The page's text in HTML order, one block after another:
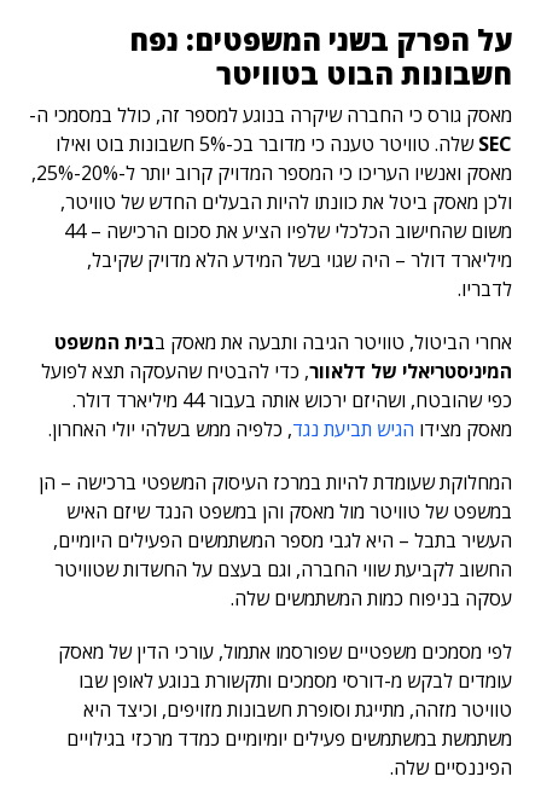
על הפרק בשני המשפטים: נפח
חשבונות הבוט בטוויטר
מאסק גורס כי החברה שיקרה בנוגע למספר זה, כולל במסמכי ה-
SEC
שלה. טוויטר טענה כי מדובר בכ-5% חשבונות בוט ואילו
מאסק ואנשיו העריכו כי המספר המדויק קרוב יותר ל-20%-25%,
ולכן מאסק ביטל את כוונתו להיות הבעלים החדש של טוויטר,
משום שהחישוב הכלכלי שלפיו הציע את סכום הרכישה – 44
מיליארד דולר – היה שגוי בשל המידע הלא מדויק שקיבל,
לדבריו.
אחרי הביטול, טוויטר הגיבה ותבעה את מאסק בבית המשפט
המיניסטריאלי של דלאוור, כדי להבטיח שהעסקה תצא לפועל
כפי שהובטח, ושהיזם ירכוש אותה בעבור 44 מיליארד דולר.
מאסק מצידו הגיש תביעת נגד, כלפיה ממש בשלהי יולי האחרון.
המחלוקת שעומדת להיות במרכז העיסוק המשפטי ברכישה – הן
במשפט של טוויטר מול מאסק והן במשפט הנגד שיזם האיש
העשיר בתבל – היא לגבי מספר המשתמשים הפעילים היומיים,
החשוב לקביעת שווי החברה, וגם בעצם על החשדות שטוויטר
עסקה בניפוח כמות המשתמשים שלה.
לפי מסמכים משפטיים שפורסמו אתמול, עורכי הדין של מאסק
עומדים לבקש מ-דורסי מסמכים ותקשורת בנוגע לאופן שבו
טוויטר מזהה, מתייגת וסופרת חשבונות מזויפים, וכיצד היא
משתמשת במשתמשים פעילים יומיומיים כמדד מרכזי בגילויים
הפיננסיים שלה.